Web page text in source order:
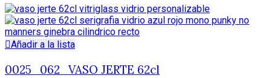
Añadir a la lista
0025_062_VASO JERTE 62cl